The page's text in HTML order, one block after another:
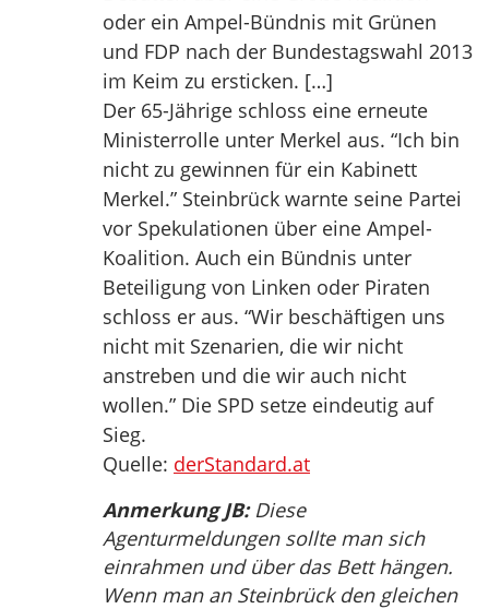
oder ein Ampel-Bündnis mit Grünen
und FDP nach der Bundestagswahl 2013
im Keim zu ersticken. […]
Der 65-Jährige schloss eine erneute
Ministerrolle unter Merkel aus. “Ich bin
nicht zu gewinnen für ein Kabinett
Merkel.” Steinbrück warnte seine Partei
vor Spekulationen über eine Ampel-
Koalition. Auch ein Bündnis unter
Beteiligung von Linken oder Piraten
schloss er aus. “Wir beschäftigen uns
nicht mit Szenarien, die wir nicht
anstreben und die wir auch nicht
wollen.” Die SPD setze eindeutig auf
Sieg.
Quelle: derStandard.at
Anmerkung JB:Diese
Agenturmeldungen sollte man sich
einrahmen und über das Bett hängen.
Wenn man an Steinbrück den gleichen